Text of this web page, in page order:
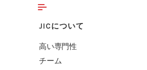
JICについて
高い専門性
チーム